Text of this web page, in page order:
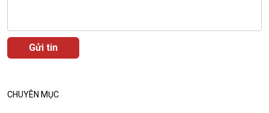
E-Magazine
CHUYÊN MỤC